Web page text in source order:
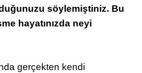
söylemiştiniz. Bu
hayatınızda neyi
gerçekten kendi